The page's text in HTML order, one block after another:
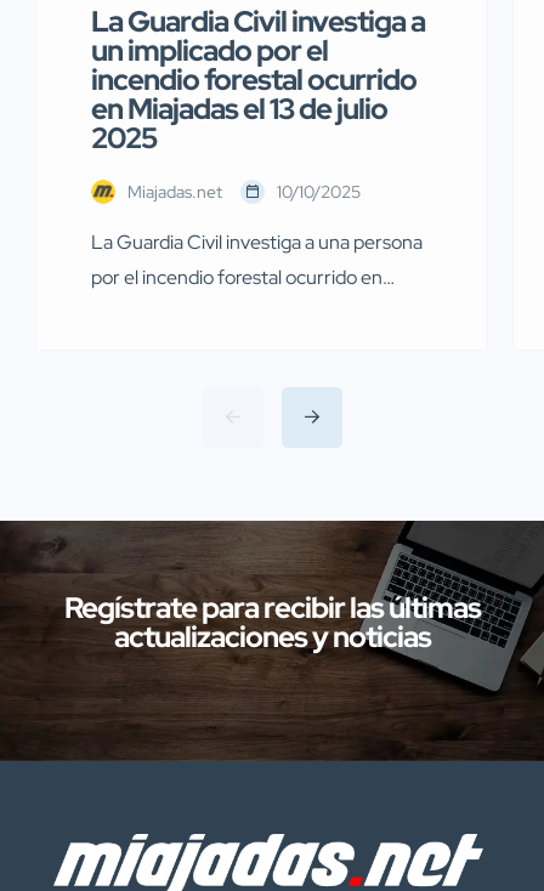
La Guardia Civil investiga a
un implicado por el
incendio forestal ocurrido
en Miajadas el 13 de julio
2025
Miajadas.net 10/10/2025
La Guardia Civil investiga a una persona
por el incendio forestal ocurrido en
Servicio de Protección de la Naturaleza
(SEPRONA) de la Comandancia de
Cáceres han llevado a cabo
de la provincia de Cáceres relacionadas
con presuntos delitos […]
Regístrate para recibir las últimas
actualizaciones y noticias